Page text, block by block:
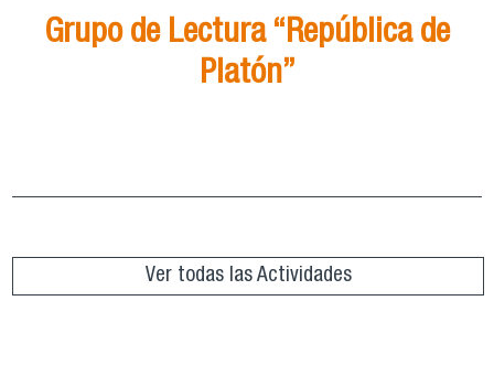
Grupo de Lectura “República de
Platón”
Ver todas las Actividades